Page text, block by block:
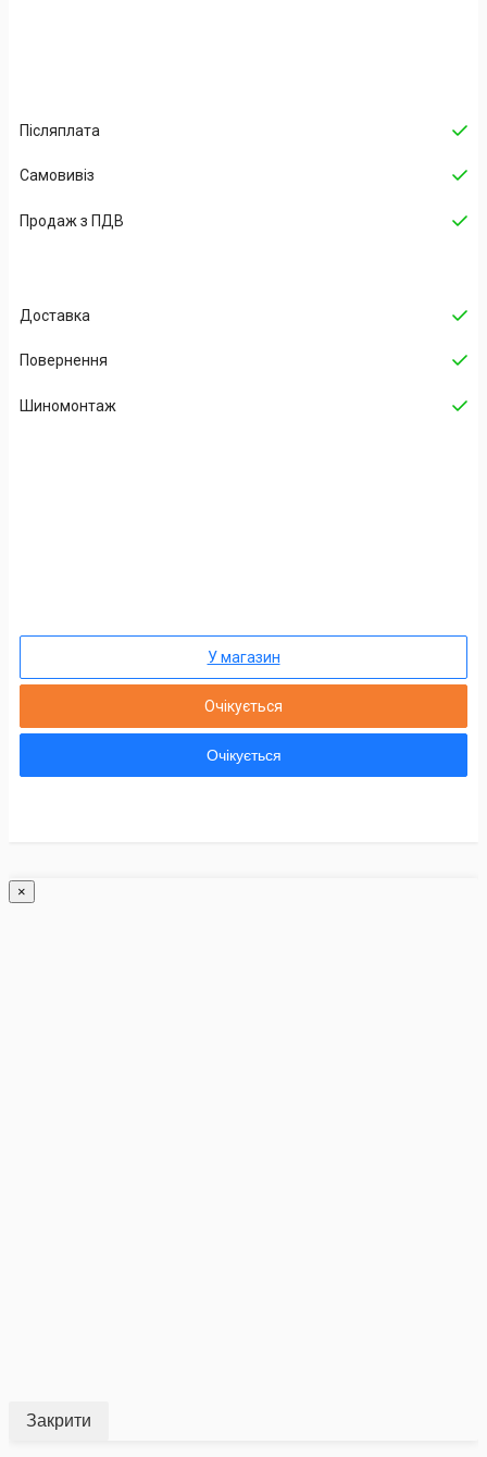
Післяплата
Самовивіз
Продаж з ПДВ
Доставка
Повернення
Шиномонтаж
У магазин
Очікується
Очікується
×
Закрити